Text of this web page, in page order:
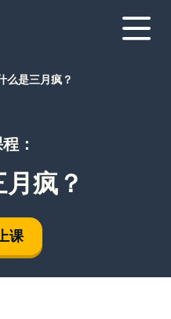
么是三月疯？
：
疯？
课